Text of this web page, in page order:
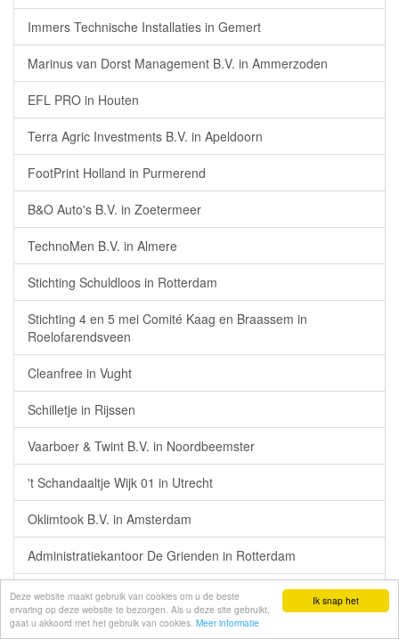
Ik snap het
Deze website maakt gebruik van cookies om u de beste
ervaring op deze website te bezorgen. Als u deze site gebruikt,
gaat u akkoord met het gebruik van cookies. Meer informatie
Immers Technische Installaties in Gemert
Marinus van Dorst Management B.V. in Ammerzoden
EFL PRO in Houten
Terra Agric Investments B.V. in Apeldoorn
FootPrint Holland in Purmerend
B&O Auto's B.V. in Zoetermeer
TechnoMen B.V. in Almere
Stichting Schuldloos in Rotterdam
Stichting 4 en 5 mei Comité Kaag en Braassem in
Roelofarendsveen
Cleanfree in Vught
Schilletje in Rijssen
Vaarboer & Twint B.V. in Noordbeemster
't Schandaaltje Wijk 01 in Utrecht
Oklimtook B.V. in Amsterdam
Administratiekantoor De Grienden in Rotterdam
Terra Agric Services B.V. in Apeldoorn
Stichting Fudo Foundation in 's-Gravenhage